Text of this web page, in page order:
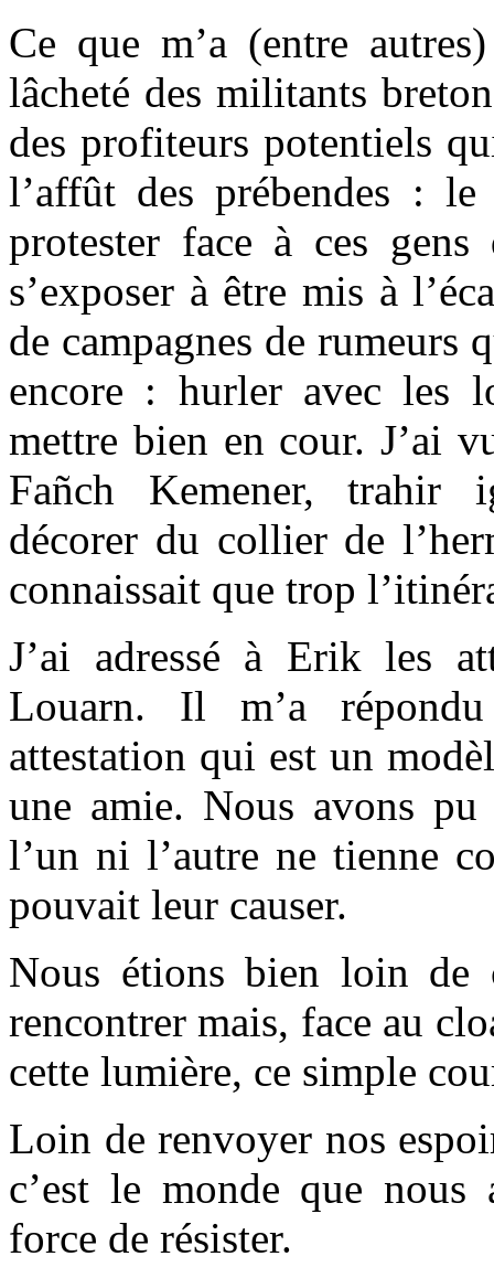
Ce que m’a (entre
lâcheté des militants
des profiteurs potentiels
l’affût des prébendes :
protester face à ces
s’exposer à être mis à
de campagnes de
encore : hurler avec les
mettre bien en cour. J’ai
Fañch Kemener, trahir
décorer du collier de
connaissait que trop
J’ai adressé à Erik les
Louarn. Il m’a
attestation qui est un
une amie. Nous avons
l’un ni l’autre ne tienne
pouvait leur causer.
Nous étions bien loin
rencontrer mais, face au
cette lumière, ce simple
Loin de renvoyer nos
c’est le monde que
force de résister.